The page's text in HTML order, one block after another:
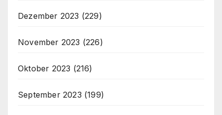
Dezember 2023 (229)
November 2023 (226)
Oktober 2023 (216)
September 2023 (199)